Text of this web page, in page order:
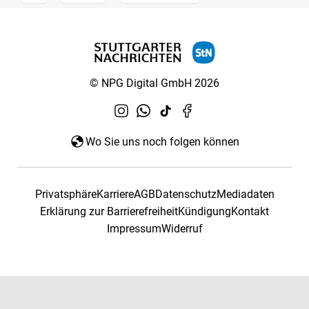
© NPG Digital GmbH 2026
Wo Sie uns noch folgen können
PrivatsphäreKarriereAGBDatenschutzMediadaten
Erklärung zur BarrierefreiheitKündigungKontakt
ImpressumWiderruf